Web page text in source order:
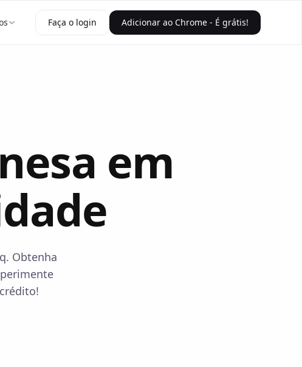
Faça o login Adicionar ao Chrome - É grátis!
em
Obtenha